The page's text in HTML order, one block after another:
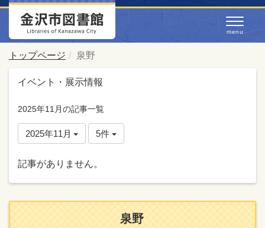
トップページ 泉野
イベント・展示情報
2025年11月の記事一覧
2025年11月 5件
記事がありません。
泉野